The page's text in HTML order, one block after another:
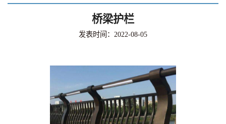
桥梁护栏
发表时间：2022-08-05